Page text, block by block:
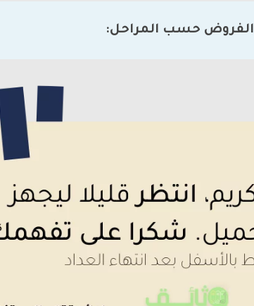
الفروض حسب المراحل: